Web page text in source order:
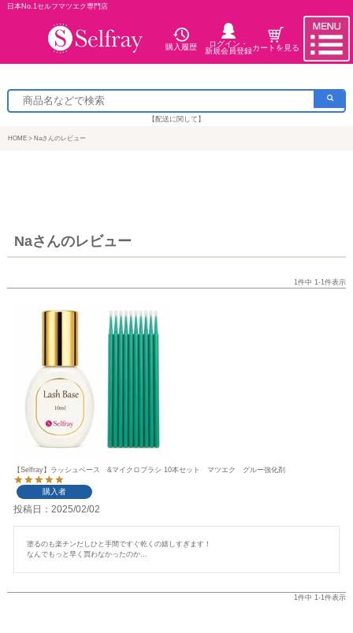
日本No.1セルフマツエク専門店
購入履歴
ログイン・
新規会員登録カートを見る
【配送に関して】
HOME Naさんのレビュー
Naさんのレビュー
1件中 1-1件表示
【Selfray】ラッシュベース &マイクロブラシ 10本セット マツエク グルー強化剤
購入者
投稿日 2025/02/02
塗るのも楽チンだしひと手間ですぐ乾くの嬉しすぎます！
なんでもっと早く買わなかったのか…
1件中 1-1件表示